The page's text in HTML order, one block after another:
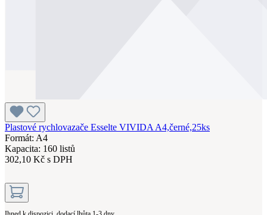
Plastové rychlovazače Esselte VIVIDA A4,černé,25ks
Formát: A4
Kapacita: 160 listů
302,10 Kč s DPH